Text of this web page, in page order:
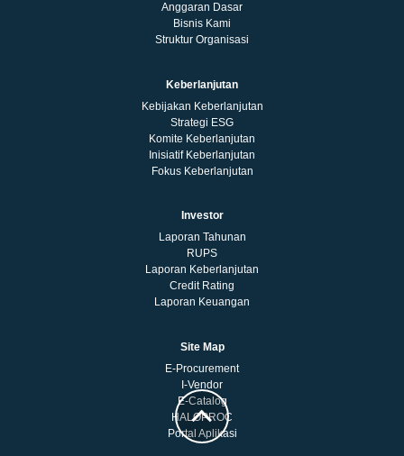
Anggaran Dasar
Bisnis Kami
Struktur Organisasi
Keberlanjutan
Kebijakan Keberlanjutan
Strategi ESG
Komite Keberlanjutan
Inisiatif Keberlanjutan
Fokus Keberlanjutan
Investor
Laporan Tahunan
RUPS
Laporan Keberlanjutan
Credit Rating
Laporan Keuangan
Site Map
E-Procurement
I-Vendor
E-Catalog
HALOPROC
Portal Aplikasi